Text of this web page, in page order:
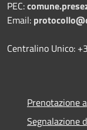
PEC:
Email:
Centralino Unico:
Prenotazione
Segnalazione